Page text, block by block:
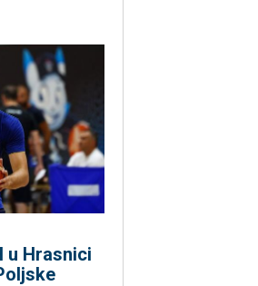
u Hrasnici